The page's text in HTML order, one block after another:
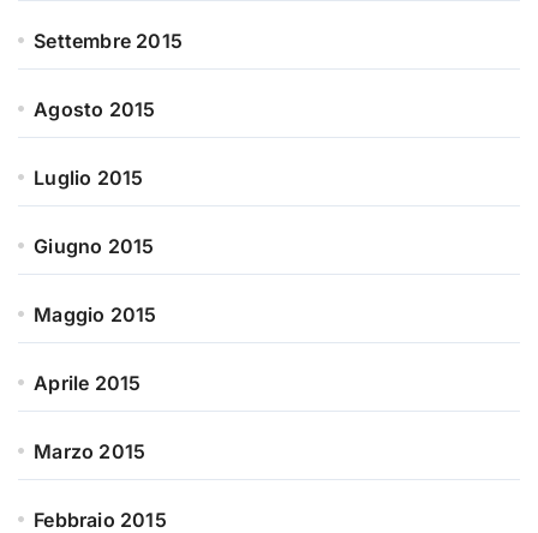
Settembre 2015
Agosto 2015
Luglio 2015
Giugno 2015
Maggio 2015
Aprile 2015
Marzo 2015
Febbraio 2015